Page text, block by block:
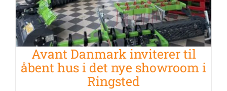
Avant Danmark inviterer til
åbent hus i det nye showroom i
Ringsted